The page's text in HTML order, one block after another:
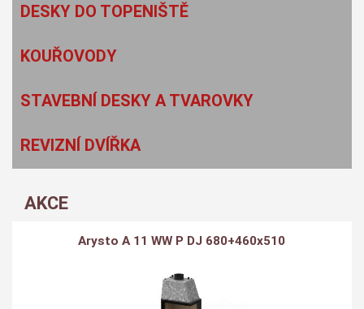
DESKY DO TOPENIŠTĚ
KOUŘOVODY
STAVEBNÍ DESKY A TVAROVKY
REVIZNÍ DVÍŘKA
AKCE
Arysto A 11 WW P DJ 680+460x510